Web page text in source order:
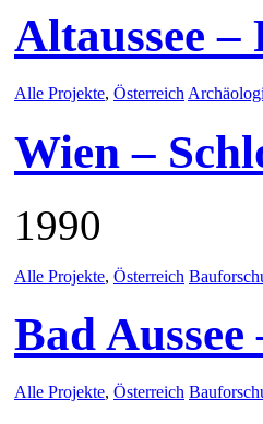
Altaussee
Alle Projekte, Österreich
Wien –
1990
Alle Projekte, Österreich
Bad
Alle Projekte, Österreich